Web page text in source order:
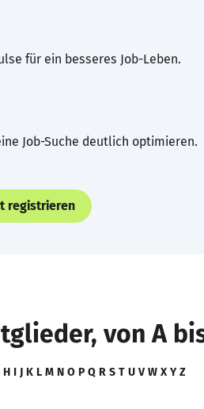
für ein besseres Job-Leben.
Job-Suche deutlich optimieren.
registrieren
von A
H I J K L M N O P Q R S T U V W X Y Z